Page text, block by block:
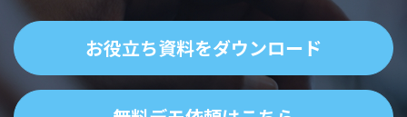
お役立ち資料をダウンロード